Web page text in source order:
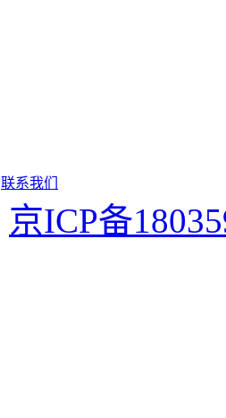
联系我们
京ICP备